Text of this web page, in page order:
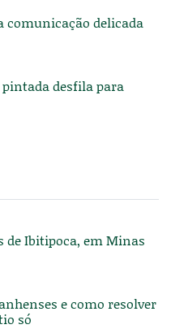
comunicação delicada
desfila para
de Ibitipoca, em Minas
e como resolver
só